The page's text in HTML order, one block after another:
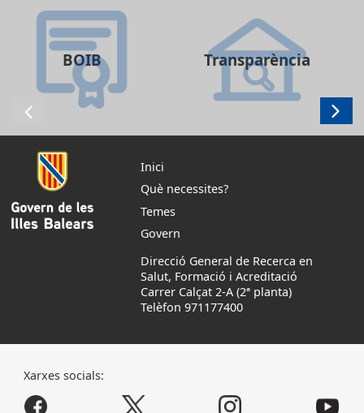
BOIB Transparència
Inici
Què necessites?
Temes
Govern
Direcció General de Recerca en
Salut, Formació i Acreditació
Carrer Calçat 2-A (2ª planta)
Telèfon 971177400
Xarxes socials: